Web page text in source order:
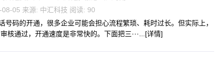
05 来源: 中汇科技 阅读: 90
号码的开通，很多企业可能会担心流程繁琐、耗时过长。但实际上，
核通过，开通速度是非常快的。下面把三···...[详情]